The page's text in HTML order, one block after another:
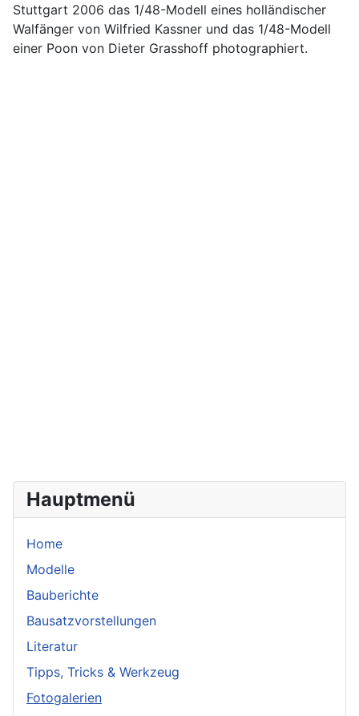
Hauptmenü
Home
Modelle
Bauberichte
Bausatzvorstellungen
Literatur
Tipps, Tricks & Werkzeug
Fotogalerien
Stuttgart 2006 das 1/48-Modell eines holländischer
Walfänger von Wilfried Kassner und das 1/48-Modell
einer Poon von Dieter Grasshoff photographiert.